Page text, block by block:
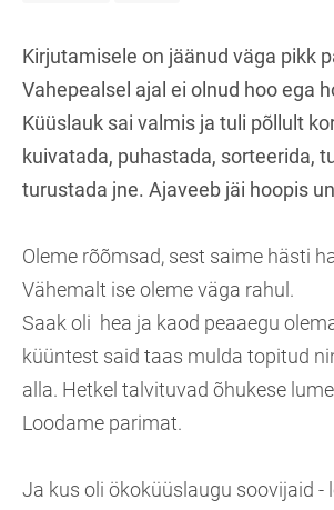
Kirjutamisele on jäänud väga pikk
Vahepealsel ajal ei olnud hoo ega
Küüslauk sai valmis ja tuli põllult
kuivatada, puhastada, sorteerida,
turustada jne. Ajaveeb jäi hoopis
Oleme rõõmsad, sest saime hästi
Vähemalt ise oleme väga rahul.
Saak oli hea ja kaod peaaegu
küüntest said taas mulda topitud
alla. Hetkel talvituvad õhukese
Loodame parimat.
Ja kus oli ökoküüslaugu soovijaid -